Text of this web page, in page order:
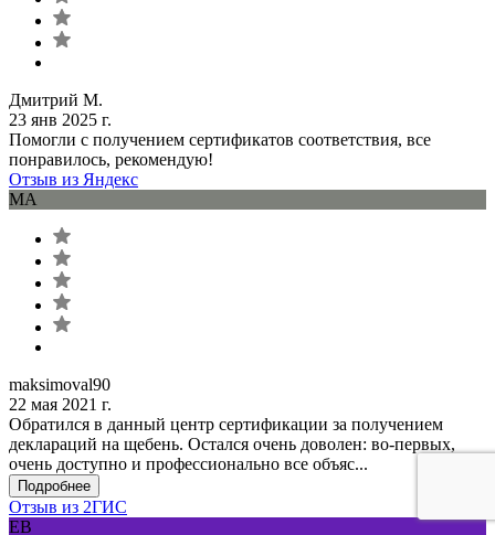
Дмитрий М.
23 янв 2025 г.
Помогли с получением сертификатов соответствия, все
понравилось, рекомендую!
Отзыв из Яндекс
MA
maksimoval90
22 мая 2021 г.
Обратился в данный центр сертификации за получением
деклараций на щебень. Остался очень доволен: во-первых,
очень доступно и профессионально все объяс...
Подробнее
Отзыв из 2ГИС
ЕВ